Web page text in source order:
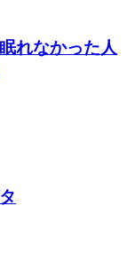
れなかった人